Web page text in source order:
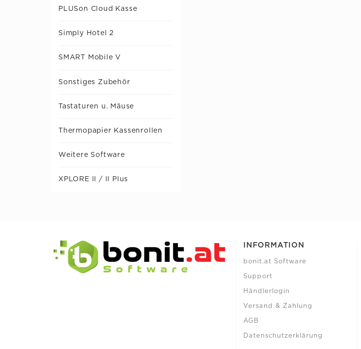
PLUSon Cloud Kasse
Simply Hotel 2
SMART Mobile V
Sonstiges Zubehör
Tastaturen u. Mäuse
Thermopapier Kassenrollen
Weitere Software
XPLORE II / II Plus
INFORMATION
bonit.at Software
Support
Händlerlogin
Versand & Zahlung
AGB
Datenschutzerklärung